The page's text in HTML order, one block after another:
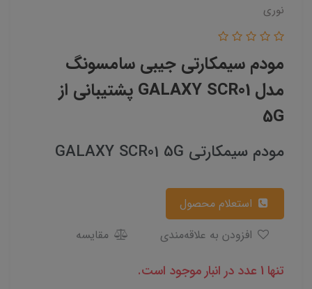
نوری
مودم سیمکارتی جیبی سامسونگ
مدل GALAXY SCR01 پشتیبانی از
5G
مودم سیمکارتی GALAXY SCR01 5G
مقایسه
تنها 1 عدد در انبار موجود است.